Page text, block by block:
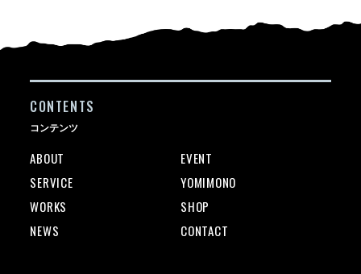
CONTENTS
コンテンツ
ABOUT
EVENT
SERVICE
YOMIMONO
WORKS
SHOP
NEWS
CONTACT